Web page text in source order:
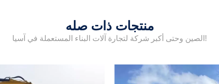
منتجات ذات صله
الصين وحتى أكبر شركة لتجارة آلات البناء المستعملة في آسيا!